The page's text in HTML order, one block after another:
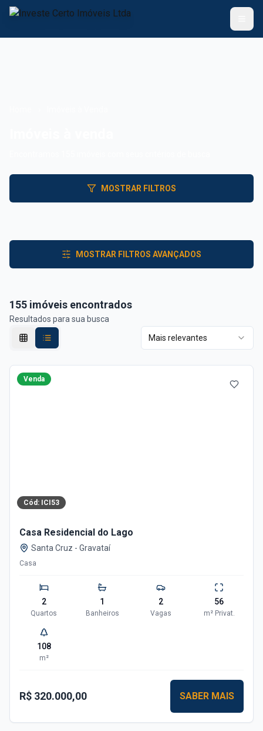
Terrenos
(51) 99345-9526
MOSTRAR FILTROS
MOSTRAR FILTROS AVANÇADOS
155 imóveis encontrados
Resultados para sua busca
Mais relevantes
Venda
Cód: ICI53
Casa Residencial do Lago
Santa Cruz - Gravataí
Casa
2
Quartos
1
Banheiros
2
Vagas
56
m²Privat.
108
m²
R$ 320.000,00 SABER MAIS